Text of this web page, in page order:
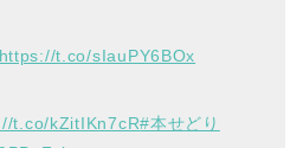
https://t.co/sIauPY6BOx
t.co/kZitIKn7cR#本せどり